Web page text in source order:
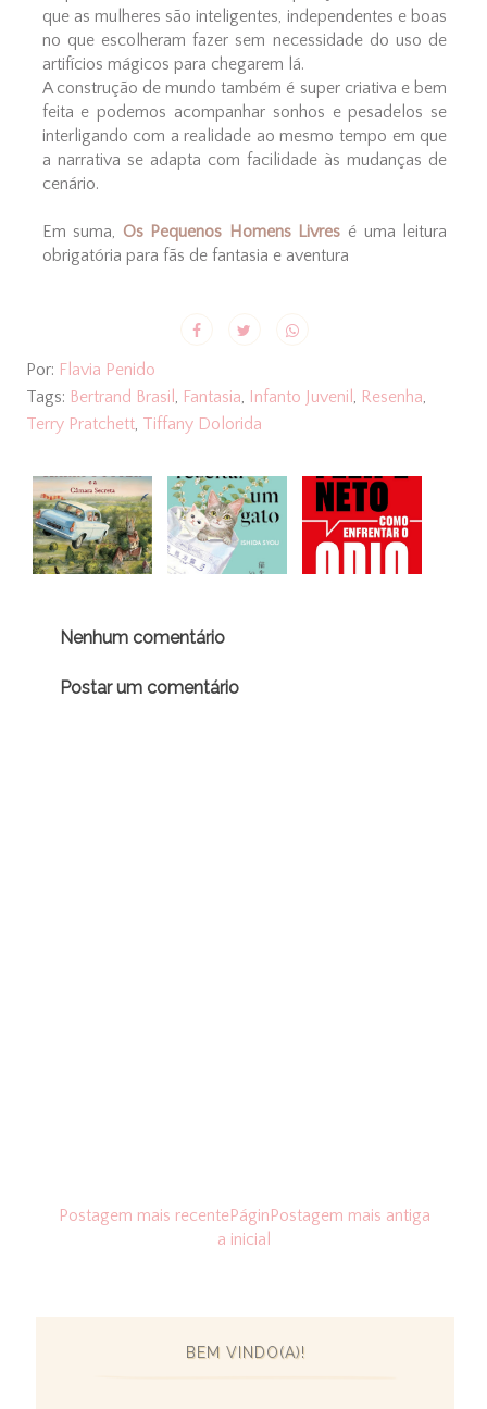
que as mulheres são inteligentes, independentes e boas
no que escolheram fazer sem necessidade do uso de
artifícios mágicos para chegarem lá.
A construção de mundo também é super criativa e bem
feita e podemos acompanhar sonhos e pesadelos se
interligando com a realidade ao mesmo tempo em que
a narrativa se adapta com facilidade às mudanças de
cenário.
Em suma, Os Pequenos Homens Livres é uma leitura
obrigatória para fãs de fantasia e aventura
Por: Flavia Penido
Tags: Bertrand Brasil , Fantasia, Infanto Juvenil , Resenha,
Terry Pratchett, Tiffany Dolorida
Nenhum comentário
Postar um comentário
Postagem mais recente Postagem mais antiga
Págin
a inicial
BEM VINDO(A)!